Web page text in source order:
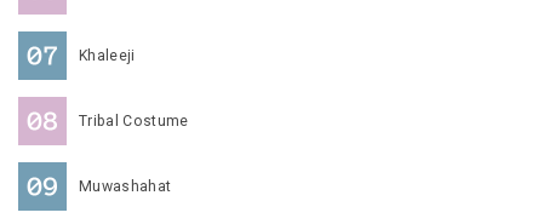
Khaleeji
Tribal Costume
Muwashahat